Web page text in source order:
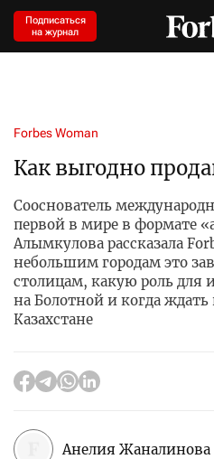
Подписаться
на журнал
Forbes Woman
Как выгодно
Сооснователь
первой в мире в формате
Алымкулова рассказала
небольшим городам это
столицам, какую роль для
на Болотной и когда
Казахстане
Анелия Жаналинова